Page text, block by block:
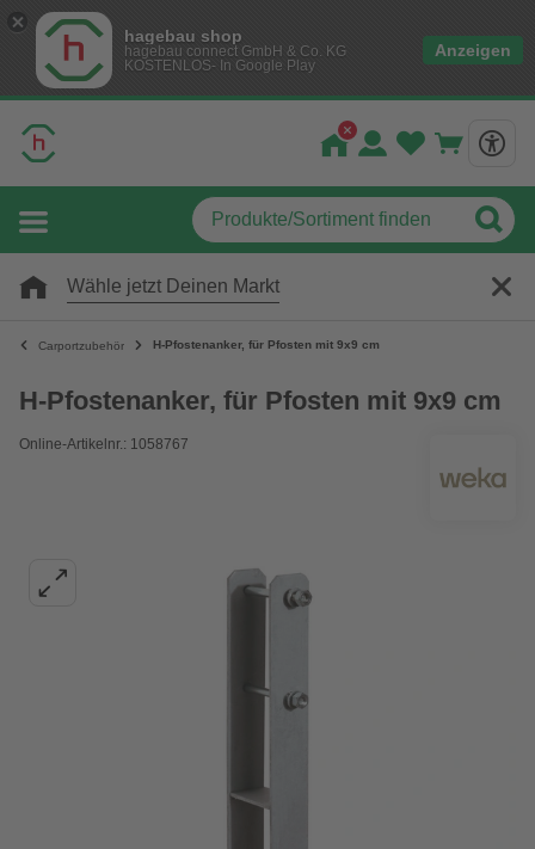
hagebau shop
hagebau connect GmbH & Co. KG
KOSTENLOS- In Google Play
Anzeigen
Wähle jetzt Deinen Markt
Carportzubehör H-Pfostenanker, für Pfosten mit 9x9 cm
H-Pfostenanker, für Pfosten mit 9x9 cm
Online-Artikelnr.: 1058767